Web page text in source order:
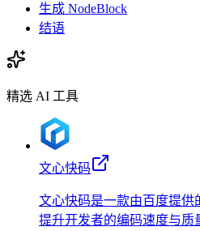
生成 NodeBlock
结语
精选 AI 工具
文心快码
文心快码是一款由百度提
提升开发者的编码速度与